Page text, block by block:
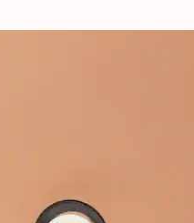
आपका मेकअप,
उत्पन्न कर सकती हैं।
को तरोताजा बनाए